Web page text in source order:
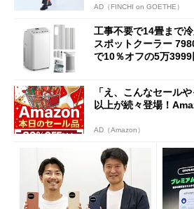
AD（FINCHI on GOETHE）
工事不要で14畳まで
スポットクーラー
で10％オフの5万3999
「え、こんなセール
以上が続々登場！
AD（Amazon）